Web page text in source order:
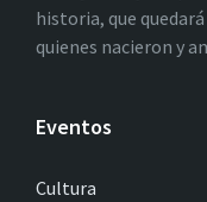
historia, que
quienes nacieron y
Eventos
Cultura